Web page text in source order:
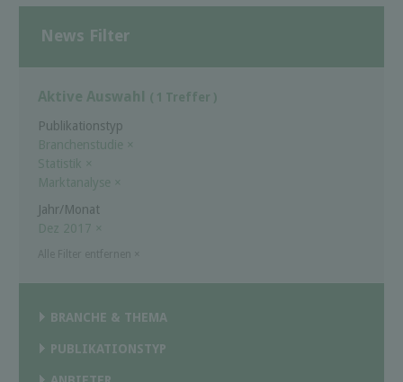
News Filter
Aktive Auswahl ( 1 Treffer )
Publikationstyp
Branchenstudie ×
Statistik ×
Marktanalyse ×
Jahr/Monat
Dez 2017 ×
BRANCHE & THEMA
PUBLIKATIONSTYP